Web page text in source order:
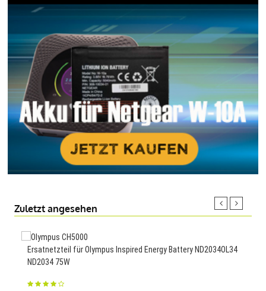
Zuletzt angesehen
Ersatnetzteil für Olympus Inspired Energy Battery ND2034OL34
ND2034 75W